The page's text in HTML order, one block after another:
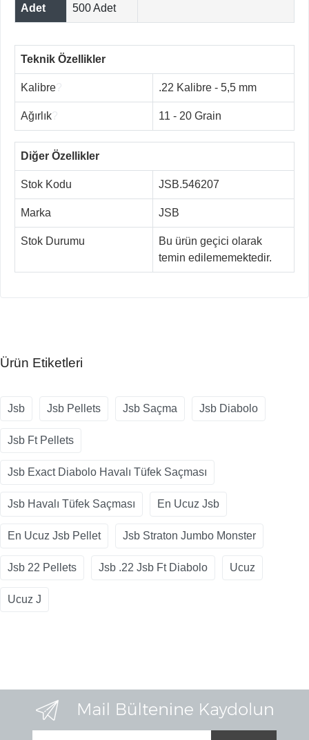
Adet 500 Adet
Teknik Özellikler
Kalibre .22 Kalibre - 5,5 mm
Ağırlık 11 - 20 Grain
Diğer Özellikler
Stok Kodu JSB.546207
Marka JSB
Stok Durumu
Bu ürün geçici olarak
temin edilememektedir.
Ürün Etiketleri
Jsb Jsb Pellets Jsb Saçma Jsb Diabolo
Jsb Ft Pellets
Jsb Exact Diabolo Havalı Tüfek Saçması
Jsb Havalı Tüfek Saçması En Ucuz Jsb
En Ucuz Jsb Pellet Jsb Straton Jumbo Monster
Jsb 22 Pellets Jsb .22 Jsb Ft Diabolo Ucuz
Ucuz J